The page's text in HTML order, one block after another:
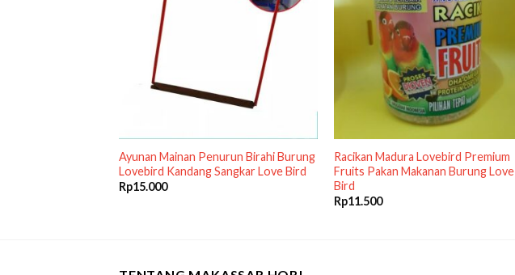
Ayunan Mainan Penurun Birahi Burung
Lovebird Kandang Sangkar Love Bird
Rp15.000
Racikan Madura Lovebird Premium
Fruits Pakan Makanan Burung Love
Bird
Rp11.500